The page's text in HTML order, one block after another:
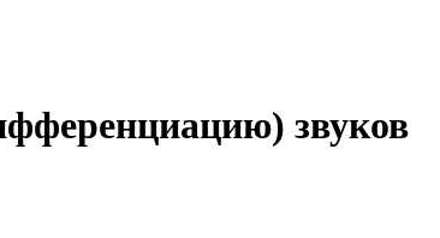
звуков